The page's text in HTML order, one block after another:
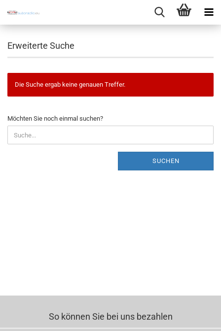
Erweiterte Suche
Die Suche ergab keine genauen Treffer.
MÖCHTEN
SIE
NOCH
EINMAL
Möchten Sie noch einmal suchen?
SUCHEN
So können Sie bei uns bezahlen